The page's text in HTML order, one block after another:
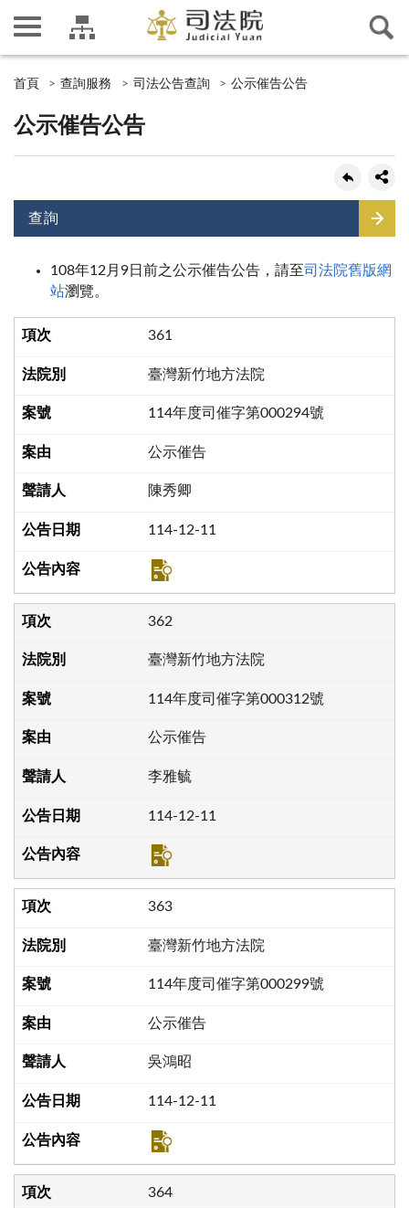
首頁 查詢服務 司法公告查詢 公示催告公告
公示催告公告
查詢
108年12月9日前之公示催告公告，請至司法院舊版網
站瀏覽。
361
臺灣新竹地方法院
114年度司催字第000294號
公示催告
陳秀卿
114-12-11
362
臺灣新竹地方法院
114年度司催字第000312號
公示催告
李雅毓
114-12-11
363
臺灣新竹地方法院
114年度司催字第000299號
公示催告
吳鴻昭
114-12-11
364